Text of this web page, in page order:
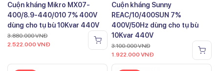
Cuộn kháng Mikro MX07-
400/8.9-440/010 7% 400V
dùng cho tụ bù 10Kvar 440V
3.880.000VNĐ
2.522.000 VNĐ
Cuộn kháng Sunny
REAC/10/400SUN 7%
400V/50Hz dùng cho tụ bù
10Kvar 440V
3.100.000VNĐ
1.922.000 VNĐ